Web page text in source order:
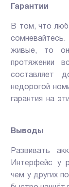
Гарантии
В том, что
живые, то
протяжении
составляет
недорогой
гарантия на
Выводы
Развивать
Интерфейс у
чем у других